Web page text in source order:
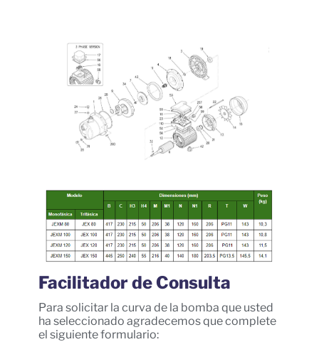
Facilitador de Consulta
Para solicitar la curva de la bomba que usted
ha seleccionado agradecemos que complete
el siguiente formulario: